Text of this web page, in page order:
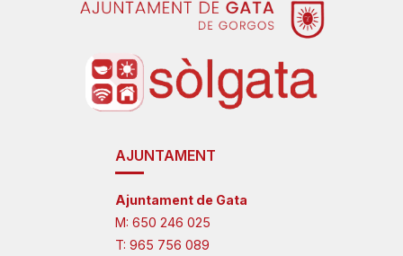
AJUNTAMENT
Ajuntament de Gata
M: 650 246 025
T: 965 756 089